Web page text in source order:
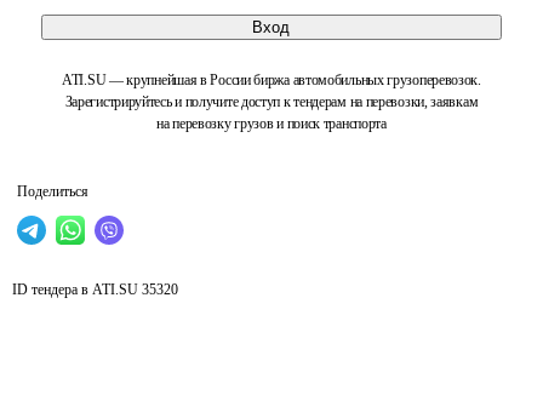
Вход
ATI.SU — крупнейшая в России биржа автомобильных грузоперевозок.
Зарегистрируйтесь и получите доступ к тендерам на перевозки, заявкам
на перевозку грузов и поиск транспорта
Поделиться
ID тендера в ATI.SU 35320